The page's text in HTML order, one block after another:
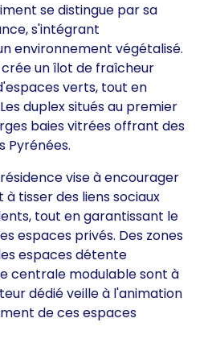
se distingue par sa
s'intégrant
environnement végétalisé.
un îlot de fraîcheur
verts, tout en
duplex situés au premier
baies vitrées offrant des
Pyrénées.
vise à encourager
tisser des liens sociaux
tout en garantissant le
espaces privés. Des zones
espaces détente
centrale modulable sont à
dédié veille à l'animation
de ces espaces